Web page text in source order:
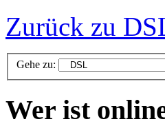
Zurück zu
Gehe zu:
Wer ist